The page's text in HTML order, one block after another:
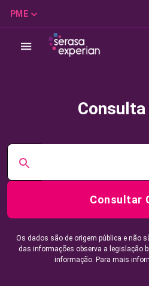
PME
Consulta
Consultar
Os dados são de origem pública e não
das informações observa a legislação
informação. Para mais